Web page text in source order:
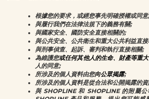
根據您的要求，或經您事先明確授權或同意;
與履行我們在法律法規下的義務有關;
與國家安全、國防安全直接相關的;
與公共安全、公共衛生和重大公共利益直
與刑事偵查、起訴、審判和執行直接相關;
為維護您或任何其他人的生命、財產等重
人的同意;
所涉及的個人資料由您向公眾揭露;
所涉及的個人資料是從合法和公開揭露的資
與 SHOPLINE 和 SHOPLINE 的附屬